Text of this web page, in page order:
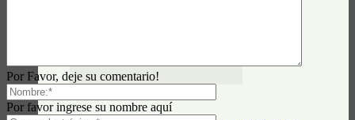
Por Favor, deje su comentario!
Por favor ingrese su nombre aquí